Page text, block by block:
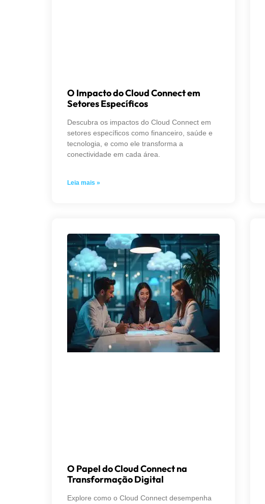
O Impacto do Cloud Connect em
Setores Específicos
Descubra os impactos do Cloud Connect em
setores específicos como financeiro, saúde e
tecnologia, e como ele transforma a
conectividade em cada área.
Leia mais »
O Papel do Cloud Connect na
Transformação Digital
Explore como o Cloud Connect desempenha